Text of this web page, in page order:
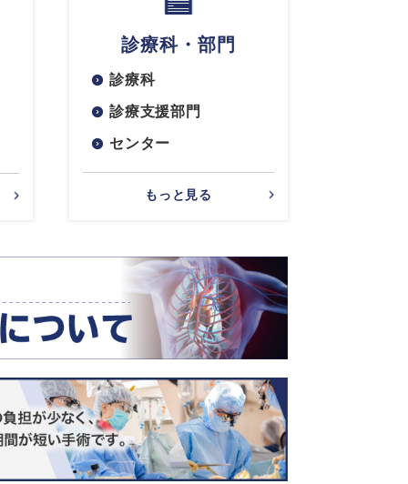
診療科・部門
診療科
診療支援部門
センター
もっと見る